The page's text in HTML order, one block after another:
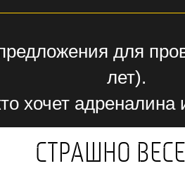
для
лет).
хочет
СТРАШНО